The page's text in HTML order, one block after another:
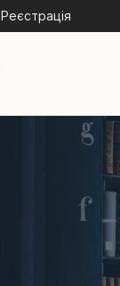
Реєстрація